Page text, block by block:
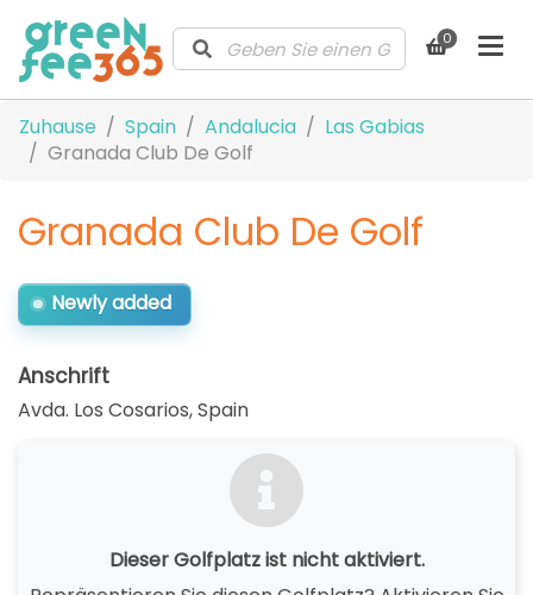
0
Zuhause Spain Andalucia
Las Gabias
Granada Club De Golf
Granada Club De Golf
Newly added
Anschrift
Avda. Los Cosarios,Spain
Dieser Golfplatz ist nicht aktiviert.